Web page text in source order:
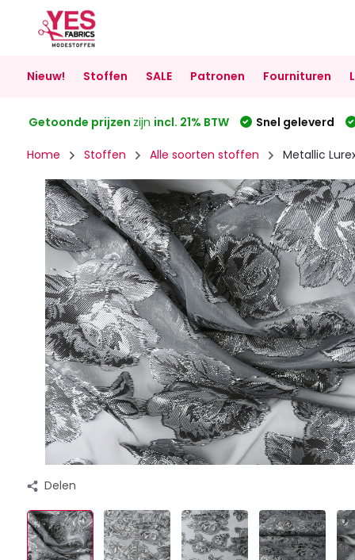
Nieuw! Stoffen SALE Patronen Fournituren
Getoonde prijzen zijn incl. 21% BTW Snel geleverd
Home Stoffen Alle soorten stoffen Metallic
Delen